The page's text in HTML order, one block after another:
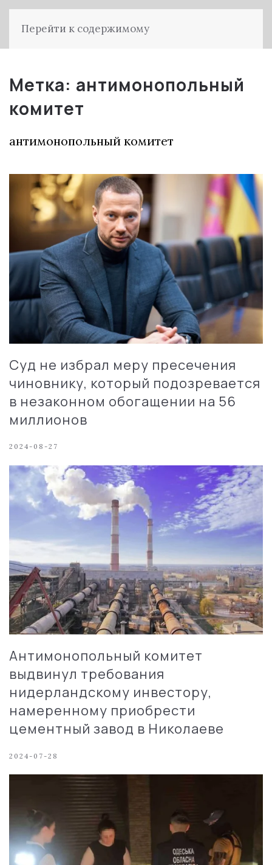
Перейти к содержимому
Метка: антимонопольный
комитет
антимонопольный комитет
Суд не избрал меру пресечения
чиновнику, который подозревается
в незаконном обогащении на 56
миллионов
2024-08-27
Антимонопольный комитет
выдвинул требования
нидерландскому инвестору,
намеренному приобрести
цементный завод в Николаеве
2024-07-28